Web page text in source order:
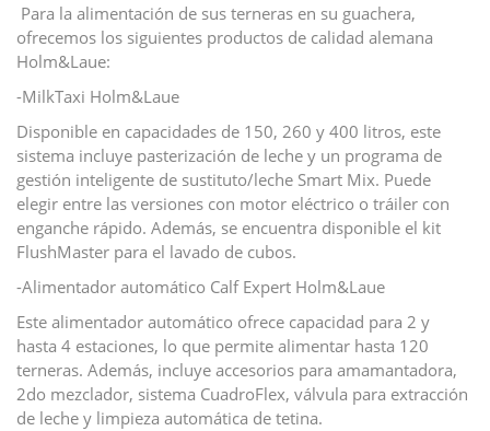
Para la alimentación de sus terneras en su guachera,
ofrecemos los siguientes productos de calidad alemana
Holm&Laue:
-MilkTaxi Holm&Laue
Disponible en capacidades de 150, 260 y 400 litros, este
sistema incluye pasterización de leche y un programa de
gestión inteligente de sustituto/leche Smart Mix. Puede
elegir entre las versiones con motor eléctrico o tráiler con
enganche rápido. Además, se encuentra disponible el kit
FlushMaster para el lavado de cubos.
-Alimentador automático Calf Expert Holm&Laue
Este alimentador automático ofrece capacidad para 2 y
hasta 4 estaciones, lo que permite alimentar hasta 120
terneras. Además, incluye accesorios para amamantadora,
2do mezclador, sistema CuadroFlex, válvula para extracción
de leche y limpieza automática de tetina.